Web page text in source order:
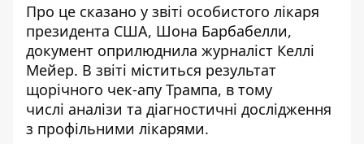
Про це сказано у звіті особистого лікаря
президента США, Шона Барбабелли,
документ оприлюднила журналіст Келлі
Мейер. В звіті міститься результат
щорічного чек-апу Трампа, в тому
числі аналізи та діагностичні дослідження
з профільними лікарями.